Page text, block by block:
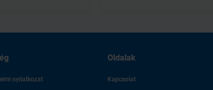
nyilatkozat
Oldalak
Kapcsolat